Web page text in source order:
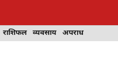
राशिफल व्यवसाय अपराध